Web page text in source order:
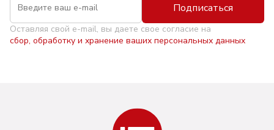
Подписаться
Оставляя свой e-mail, вы даете свое согласие на
сбор, обработку и хранение ваших персональных данных